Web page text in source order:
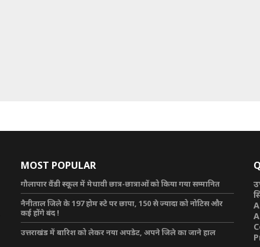
MOST POPULAR
गौलापार वैंडी स्कूल में मेधावी छात्र-छात्राओं को किया गया सम्मानित
नैनीताल जिले के 197 होम स्टे पर छापा, 150 से ज्यादा को नोटिस और
कई होंगे बंद !
उत्तराखंड में बारिश को लेकर नया अपडेट, अपने जिले का जाने हाल